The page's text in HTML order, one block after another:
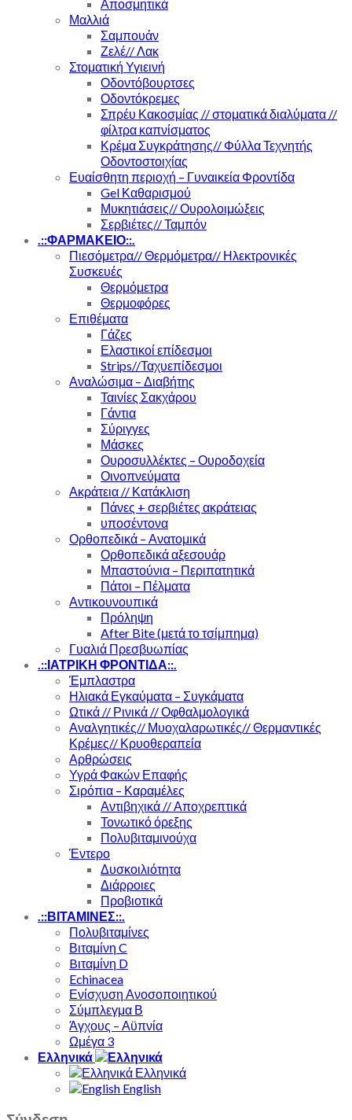
Αποσμητικά
Μαλλιά
Σαμπουάν
Ζελέ// Λακ
Στοματική Υγιεινή
Οδοντόβουρτσες
Οδοντόκρεμες
Σπρέυ Κακοσμίας // στοματικά διαλύματα //
φίλτρα καπνίσματος
Κρέμα Συγκράτησης// Φύλλα Τεχνητής
Οδοντοστοιχίας
Ευαίσθητη περιοχή – Γυναικεία Φροντίδα
Gel Καθαρισμού
Μυκητιάσεις// Ουρολοιμώξεις
Σερβιέτες// Ταμπόν
.::ΦΑΡΜΑΚΕΙΟ::.
Πιεσόμετρα// Θερμόμετρα// Ηλεκτρονικές
Συσκευές
Θερμόμετρα
Θερμοφόρες
Επιθέματα
Γάζες
Ελαστικοί επίδεσμοι
Strips//Ταχυεπίδεσμοι
Αναλώσιμα – Διαβήτης
Ταινίες Σακχάρου
Γάντια
Σύριγγες
Μάσκες
Ουροσυλλέκτες – Ουροδοχεία
Οινοπνεύματα
Ακράτεια // Κατάκλιση
Πάνες + σερβιέτες ακράτειας
υποσέντονα
Ορθοπεδικά – Ανατομικά
Ορθοπεδικά αξεσουάρ
Μπαστούνια – Περιπατητικά
Πάτοι – Πέλματα
Αντικουνουπικά
Πρόληψη
After Bite (μετά το τσίμπημα)
Γυαλιά Πρεσβυωπίας
.::ΙΑΤΡΙΚΗ ΦΡΟΝΤΙΔΑ::.
Έμπλαστρα
Ηλιακά Εγκαύματα – Συγκάματα
Ωτικά // Ρινικά // Οφθαλμολογικά
Αναλγητικές// Μυοχαλαρωτικές// Θερμαντικές
Κρέμες// Κρυοθεραπεία
Αρθρώσεις
Υγρά Φακών Επαφής
Σιρόπια – Καραμέλες
Αντιβηχικά // Αποχρεπτικά
Τονωτικό όρεξης
Πολυβιταμινούχα
Έντερο
Δυσκοιλιότητα
Διάρροιες
Προβιοτικά
.::ΒΙΤΑΜΙΝΕΣ::.
Πολυβιταμίνες
Βιταμίνη C
Bιταμίνη D
Echinacea
Ενίσχυση Ανοσοποιητικού
Σύμπλεγμα Β
Άγχους – Αϋπνία
Ωμέγα 3
Ελληνικά
Ελληνικά
English